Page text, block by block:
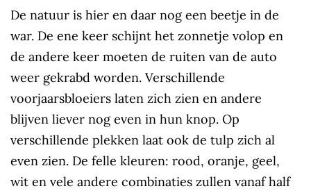
De natuur is hier en daar nog een beetje in de
war. De ene keer schijnt het zonnetje volop en
de andere keer moeten de ruiten van de auto
weer gekrabd worden. Verschillende
voorjaarsbloeiers laten zich zien en andere
blijven liever nog even in hun knop. Op
verschillende plekken laat ook de tulp zich al
even zien. De felle kleuren: rood, oranje, geel,
wit en vele andere combinaties zullen vanaf half